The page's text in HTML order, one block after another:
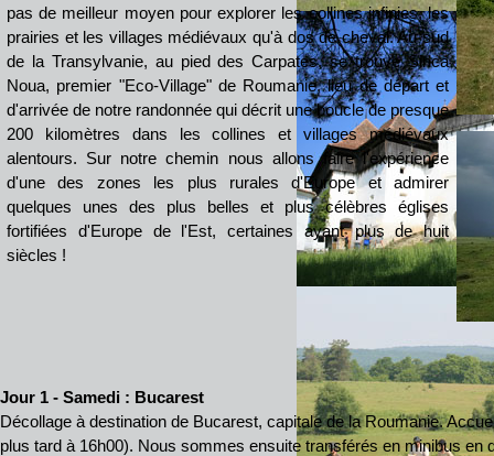
pas de meilleur moyen pour explorer les collines infinies, les
prairies et les villages médiévaux qu'à dos de cheval. Au sud
de la Transylvanie, au pied des Carpates, se trouve Sinca
Noua, premier "Eco-Village" de Roumanie, lieu de départ et
d'arrivée de notre randonnée qui décrit une boucle de presque
200 kilomètres dans les collines et villages médiévaux
alentours. Sur notre chemin nous allons faire l'expérience
d'une des zones les plus rurales d'Europe et admirer
quelques unes des plus belles et plus célèbres églises
fortifiées d'Europe de l'Est, certaines ayant plus de huit
siècles !
Jour 1 - Samedi : Bucarest
Décollage à destination de Bucarest, capitale de la Roumanie.
plus tard à 16h00). Nous sommes ensuite transférés en minibus en